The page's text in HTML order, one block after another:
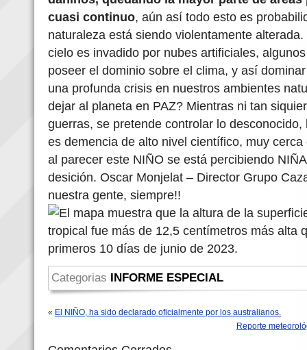
cuasi continuo, aún así todo esto es
naturaleza está siendo violentamente
cielo es invadido por nubes artificiales,
poseer el dominio sobre el clima, y así
una profunda crisis en nuestros ambientes
dejar al planeta en PAZ? Mientras ni tan
guerras, se pretende controlar lo
es demencia de alto nivel científico, muy
al parecer este NIÑO se está percibiendo
desición. Oscar Monjelat – Director Grupo
nuestra gente, siempre!!
Categorias INFORME ESPECIAL
« El NIÑO, ha sido declarado oficialmente por los australianos.
Reporte